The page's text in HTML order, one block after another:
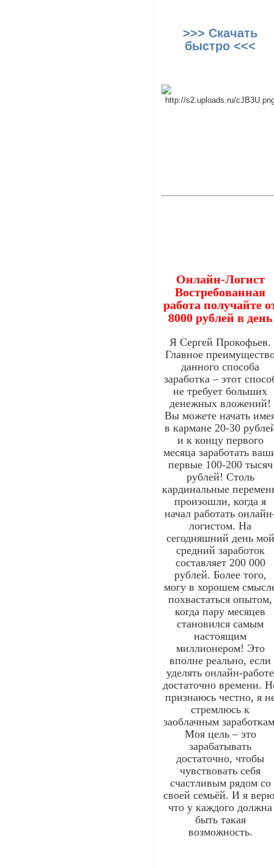
>>> Скачать
быстро <<<
Онлайн-Логист
Востребованная
работа получайте
8000 рублей в день
Я Сергей Прокофьев.
Главное
данного способа
заработка – этот
не требует больших
денежных вложений!
Вы можете начать
в кармане 20-30
и к концу первого
месяца заработать
первые 100-200 тысяч
рублей! Столь
кардинальные
произошли, когда я
начал работать
логистом. На
сегодняшний день мой
средний заработок
составляет 200 000
рублей. Более того,
могу в хорошем
похвастаться опытом,
когда пару месяцев
становился самым
настоящим
миллионером! Это
вполне реально, если
уделять онлайн-работе
достаточно времени.
признаюсь честно, я
стремлюсь к
заоблачным
Моя цель – это
зарабатывать
достаточно, чтобы
чувствовать себя
счастливым рядом со
своей семьёй. И я
что у каждого должна
быть такая
возможность.